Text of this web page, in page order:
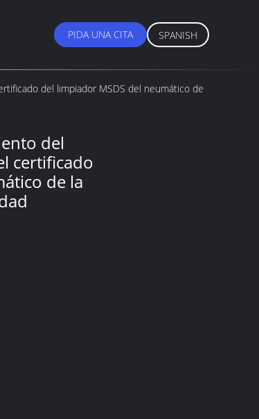
PIDA UNA CITA SPANISH
del limpiador MSDS del neumático de
del
certificado
de la